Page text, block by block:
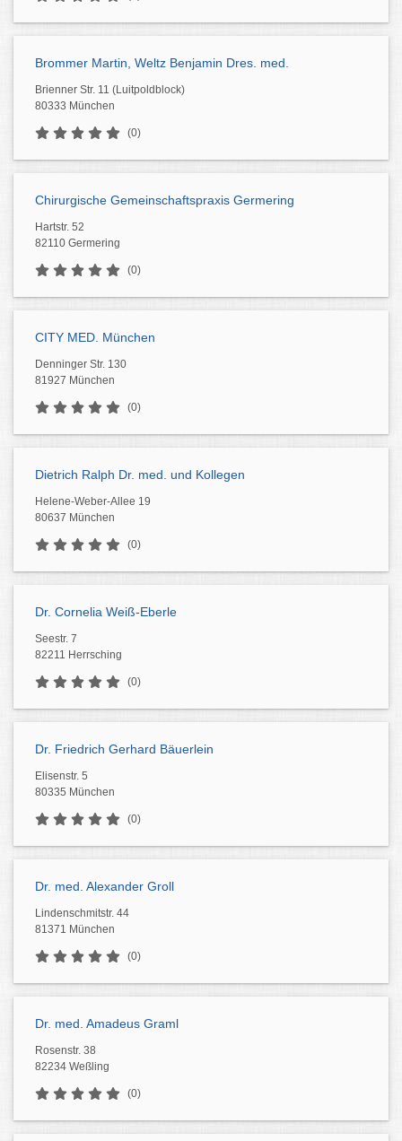
Brommer Martin, Weltz Benjamin Dres. med.
Brienner Str. 11 (Luitpoldblock)
80333 München
(0)
Chirurgische Gemeinschaftspraxis Germering
Hartstr. 52
82110 Germering
(0)
CITY MED. München
Denninger Str. 130
81927 München
(0)
Dietrich Ralph Dr. med. und Kollegen
Helene-Weber-Allee 19
80637 München
(0)
Dr. Cornelia Weiß-Eberle
Seestr. 7
82211 Herrsching
(0)
Dr. Friedrich Gerhard Bäuerlein
Elisenstr. 5
80335 München
(0)
Dr. med. Alexander Groll
Lindenschmitstr. 44
81371 München
(0)
Dr. med. Amadeus Graml
Rosenstr. 38
82234 Weßling
(0)